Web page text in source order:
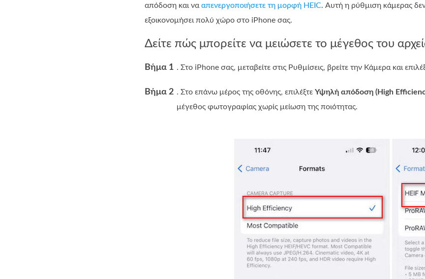
απόδοση και να απενεργοποιήσετε τη μορφή HEIC. Αυτή η ρύθμιση κάμερας
εξοικονομήσει πολύ χώρο στο iPhone σας.
Δείτε πώς μπορείτε να μειώσετε το μέγεθος του
Βήμα 1 . Στο iPhone σας, μεταβείτε στις Ρυθμίσεις, βρείτε την Κάμερα και
Βήμα 2 . Στο επάνω μέρος της οθόνης, επιλέξτε Υψηλή απόδοση (High
μέγεθος φωτογραφίας χωρίς μείωση της ποιότητας.